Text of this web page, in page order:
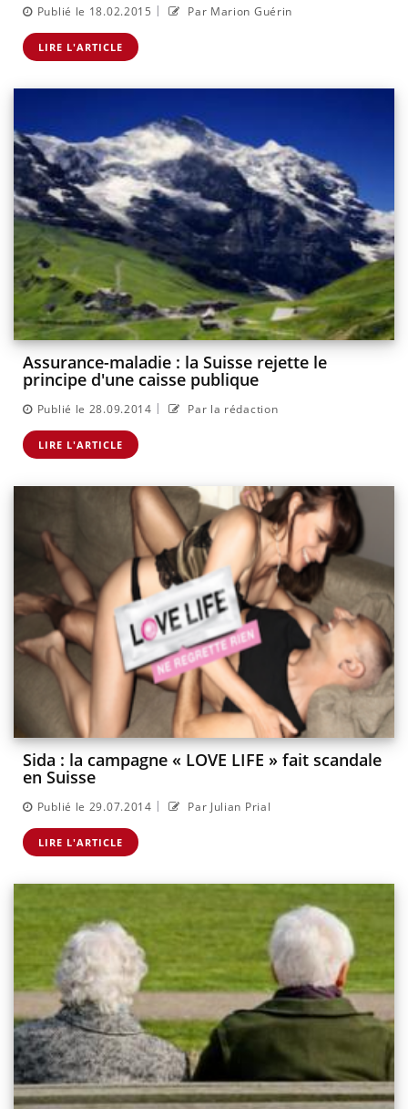
Publié le 18.02.2015 | Par Marion Guérin
LIRE L'ARTICLE
Assurance-maladie : la Suisse rejette le
principe d'une caisse publique
Publié le 28.09.2014 | Par la rédaction
LIRE L'ARTICLE
Sida : la campagne « LOVE LIFE » fait scandale
en Suisse
Publié le 29.07.2014 | Par Julian Prial
LIRE L'ARTICLE